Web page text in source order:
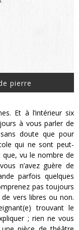
Yoshi and the mysterious book
pierre
Et à l’intérieur six
à vous parler de
doute que pour
qui ne sont peut-
vu le nombre de
n’avez guère de
parfois quelques
pas toujours
vers libres ou non.
trouvant le
; rien ne vous